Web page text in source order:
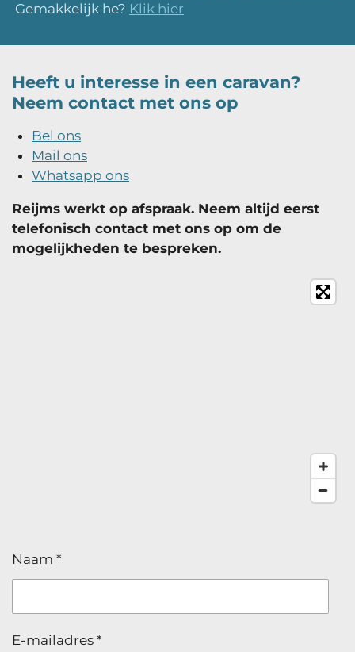
Gemakkelijk he? Klik hier
Heeft u interesse in een caravan?
Neem contact met ons op
Bel ons
Mail ons
Whatsapp ons
Reijms werkt op afspraak. Neem altijd eerst
telefonisch contact met ons op om de
mogelijkheden te bespreken.
Naam *
E-mailadres *